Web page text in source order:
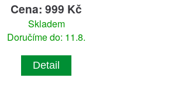
Cena: 999 Kč
Skladem
Doručíme do: 11.8.
Detail